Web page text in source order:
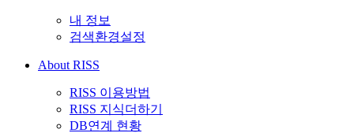
내 정보
검색환경설정
About RISS
RISS 이용방법
RISS 지식더하기
DB연계 현황